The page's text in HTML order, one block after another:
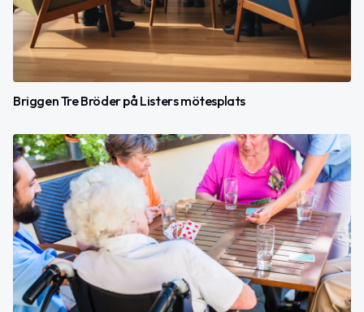
Briggen Tre Bröder på Listers mötesplats